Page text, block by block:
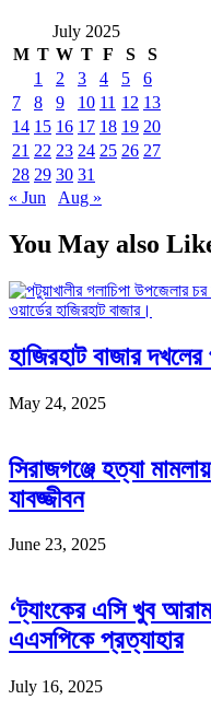
July 2025
M T W T F S
S
1
2 3 4 5
6
7
8 9 10 11 12 13
14 15 16 17 18 19 20
21 22 23 24 25 26 27
28 29 30 31
« Jun
Aug »
You May also
হাজিরহাট বাজার
May 24, 2025
সিরাজগঞ্জে হত্যা
যাবজ্জীবন
June 23, 2025
‘ট্যাংকের এসি খুব
এএসপিকে প্রত্যাহার
July 16, 2025